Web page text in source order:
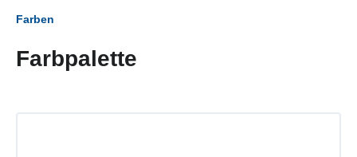
Farben
Farbpalette